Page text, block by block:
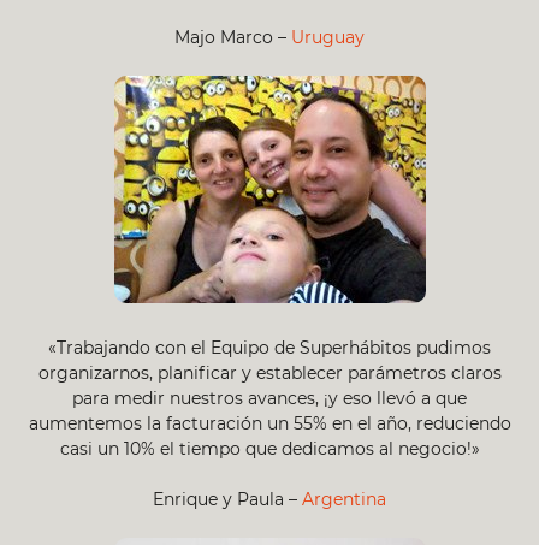
Majo Marco – Uruguay
«Trabajando con el Equipo de Superhábitos pudimos
organizarnos, planificar y establecer parámetros claros
para medir nuestros avances, ¡y eso llevó a que
aumentemos la facturación un 55% en el año, reduciendo
casi un 10% el tiempo que dedicamos al negocio!»
Enrique y Paula – Argentina